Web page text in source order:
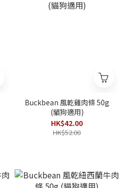
Buckbean 風乾雞肉條 50g
(貓狗適用)
HK$42.00
HK$52.00